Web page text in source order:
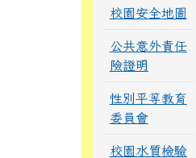
校園安全地圖
公共意外責任
險證明
性別平等教育
委員會
校園水質檢驗